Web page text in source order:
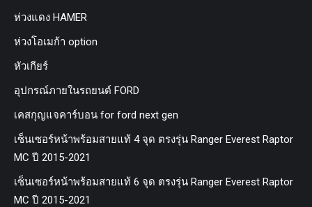
ห่วงแดง HAMER
ห่วงโอเมก้า option
หัวเกียร์
อุปกรณ์ภายในรถยนต์ FORD
เคสกุญแจคาร์บอน for ford next gen
เซ็นเซอร์หน้าพร้อมสายแท้ 4 จุด ตรงรุ่น Ranger Everest Raptor
MC ปี 2015-2021
เซ็นเซอร์หน้าพร้อมสายแท้ 6 จุด ตรงรุ่น Ranger Everest Raptor
MC ปี 2015-2021